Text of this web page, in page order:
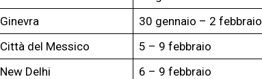
Ginevra
30 gennaio – 2 febbraio
Città del Messico
5 – 9 febbraio
New Delhi
6 – 9 febbraio